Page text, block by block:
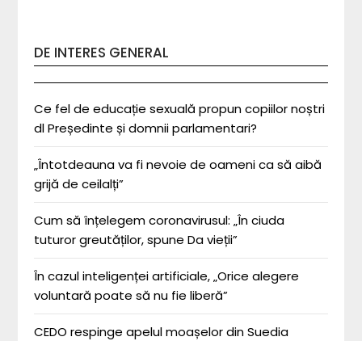
DE INTERES GENERAL
Ce fel de educație sexuală propun copiilor noștri
dl Președinte și domnii parlamentari?
„Întotdeauna va fi nevoie de oameni ca să aibă
grijă de ceilalți”
Cum să înțelegem coronavirusul: „În ciuda
tuturor greutăților, spune Da vieții”
În cazul inteligenței artificiale, „Orice alegere
voluntară poate să nu fie liberă”
CEDO respinge apelul moașelor din Suedia